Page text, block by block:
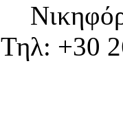
Τηλ: +30